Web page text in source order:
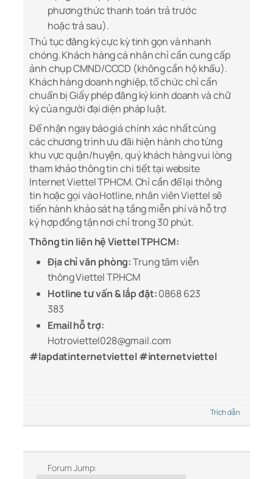
phương thức thanh toán trả trước
hoặc trả sau).
Thủ tục đăng ký cực kỳ tinh gọn và nhanh
chóng. Khách hàng cá nhân chỉ cần cung cấp
ảnh chụp CMND/CCCD (không cần hộ khẩu).
Khách hàng doanh nghiệp, tổ chức chỉ cần
chuẩn bị Giấy phép đăng ký kinh doanh và chữ
ký của người đại diện pháp luật.
Để nhận ngay báo giá chính xác nhất cùng
các chương trình ưu đãi hiện hành cho từng
khu vực quận/huyện, quý khách hàng vui lòng
tham khảo thông tin chi tiết tại website
Internet Viettel TPHCM. Chỉ cần để lại thông
tin hoặc gọi vào Hotline, nhân viên Viettel sẽ
tiến hành khảo sát hạ tầng miễn phí và hỗ trợ
ký hợp đồng tận nơi chỉ trong 30 phút.
Thông tin liên hệ Viettel TPHCM:
Địa chỉ văn phòng:Trung tâm viễn
thông Viettel TP.HCM
Hotline tư vấn & lắp đặt:0868 623
383
Email hỗ trợ:
Hotroviettel028@gmail.com
#lapdatinternetviettel #internetviettel
Trích dẫn
Forum Jump: